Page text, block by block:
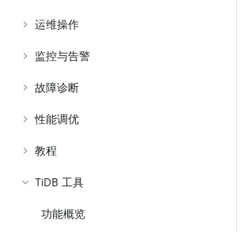
运维操作
监控与告警
故障诊断
性能调优
教程
TiDB 工具
功能概览